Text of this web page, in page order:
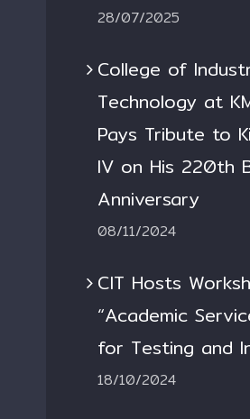
28/07/2025
College of
Technology at
Pays Tribute to
IV on His 220th
Anniversary
08/11/2024
CIT Hosts
“Academic
for Testing and
18/10/2024